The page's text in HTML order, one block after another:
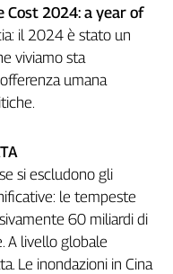
Cost 2024: a year of
il 2024 è stato un
viviamo sta
umana
si escludono gli
le tempeste
60 miliardi di
A livello globale
Le inondazioni in Cina